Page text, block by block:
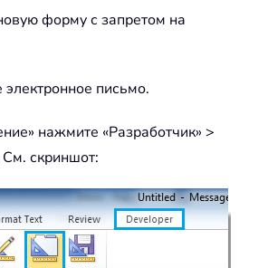
форму с запретом на
письмо.
нажмите «Разработчик» >
скриншот: